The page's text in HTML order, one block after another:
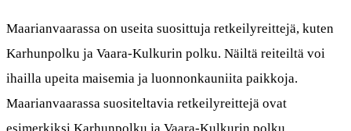
Maarianvaarassa on useita suosittuja retkeilyreittejä, kuten
Karhunpolku ja Vaara-Kulkurin polku. Näiltä reiteiltä voi
ihailla upeita maisemia ja luonnonkauniita paikkoja.
Maarianvaarassa suositeltavia retkeilyreittejä ovat